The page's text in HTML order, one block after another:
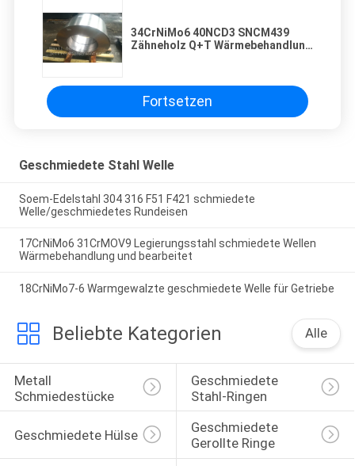
34CrNiMo6 40NCD3 SNCM439
Zähneholz Q+T Wärmebehandlung
Fortsetzen
Geschmiedete Stahl Welle
Soem-Edelstahl 304 316 F51 F421 schmiedete
Welle/geschmiedetes Rundeisen
17CrNiMo6 31CrMOV9 Legierungsstahl schmiedete Wellen
Wärmebehandlung und bearbeitet
18CrNiMo7-6 Warmgewalzte geschmiedete Welle für Getriebe
Beliebte Kategorien Alle
Metall
Schmiedestücke
Geschmiedete
Stahl-Ringen
Geschmiedete Hülse
Geschmiedete
Gerollte Ringe